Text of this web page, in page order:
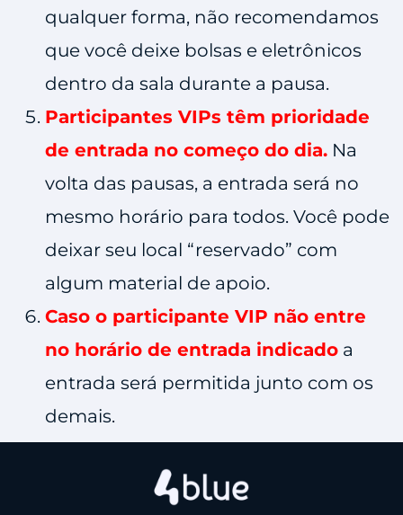
qualquer forma, não recomendamos
que você deixe bolsas e eletrônicos
dentro da sala durante a pausa.
Participantes VIPs têm prioridade
de entrada no começo do dia. Na
volta das pausas, a entrada será no
mesmo horário para todos. Você pode
deixar seu local “reservado” com
algum material de apoio.
Caso o participante VIP não entre
no horário de entrada indicado a
entrada será permitida junto com os
demais.